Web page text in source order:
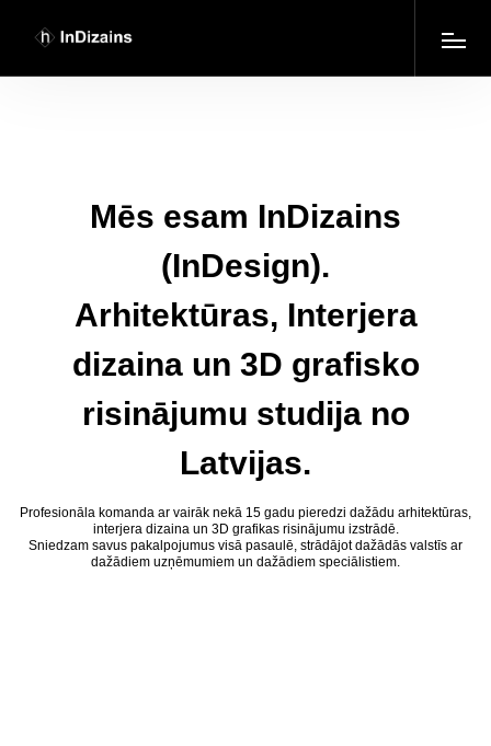
Mēs esam InDizains
(InDesign).
Arhitektūras, Interjera
dizaina un 3D grafisko
risinājumu studija no
Latvijas.
Profesionāla komanda ar vairāk nekā 15 gadu pieredzi dažādu arhitektūras,
interjera dizaina un 3D grafikas risinājumu izstrādē.
Sniedzam savus pakalpojumus visā pasaulē, strādājot dažādās valstīs ar
dažādiem uzņēmumiem un dažādiem speciālistiem.